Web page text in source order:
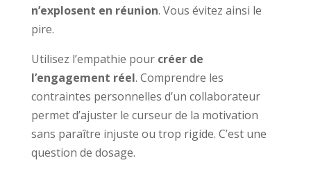
n’explosent en réunion. Vous évitez ainsi le
pire.
Utilisez l’empathie pour créer de
l’engagement réel. Comprendre les
contraintes personnelles d’un collaborateur
permet d’ajuster le curseur de la motivation
sans paraître injuste ou trop rigide. C’est une
question de dosage.